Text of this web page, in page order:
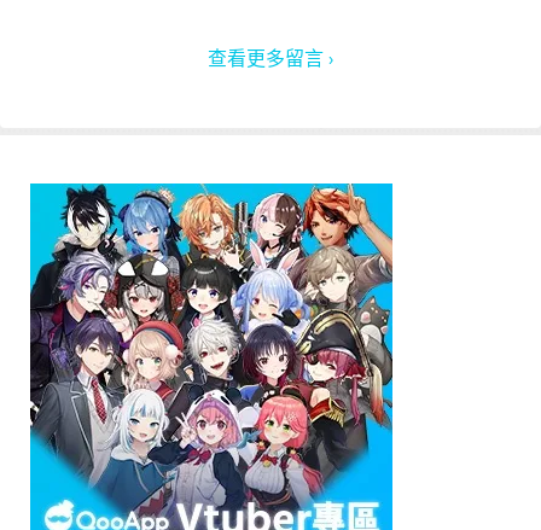
查看更多留言 ›